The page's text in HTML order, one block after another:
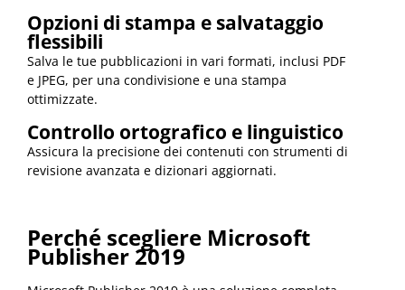
Opzioni di stampa e salvataggio
flessibili
Salva le tue pubblicazioni in vari formati, inclusi PDF
e JPEG, per una condivisione e una stampa
ottimizzate.
Controllo ortografico e linguistico
Assicura la precisione dei contenuti con strumenti di
revisione avanzata e dizionari aggiornati.
Perché scegliere Microsoft
Publisher 2019